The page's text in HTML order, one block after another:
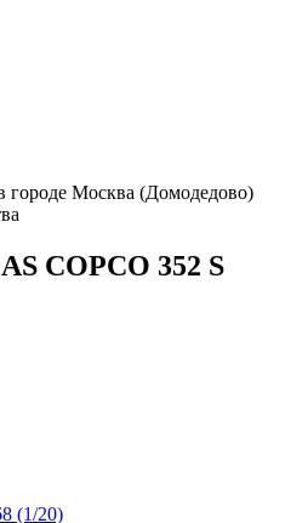
городе Москва (Домодедово)
COPCO 352 S